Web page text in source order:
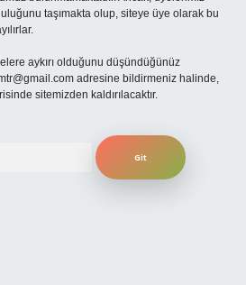
taşımakta olup, siteye üye olarak bu
aykırı olduğunu düşündüğünüz
adresine bildirmeniz halinde,
sitemizden kaldırılacaktır.